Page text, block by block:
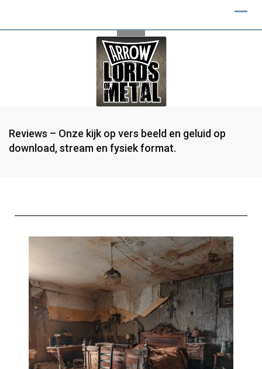
Reviews – Onze kijk op vers beeld en geluid op
download, stream en fysiek format.